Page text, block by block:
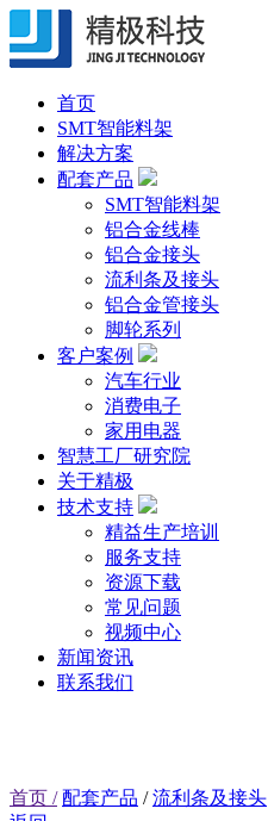
首页
SMT智能料架
解决方案
配套产品
SMT智能料架
铝合金线棒
铝合金接头
流利条及接头
铝合金管接头
脚轮系列
客户案例
汽车行业
消费电子
家用电器
智慧工厂研究院
关于精极
技术支持
精益生产培训
服务支持
资源下载
常见问题
视频中心
新闻资讯
联系我们
首页 / 配套产品 /流利条及接头